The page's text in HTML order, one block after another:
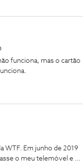
a vossa
funciona, mas o cartão
WTF. Em junho de 2019
o meu telemóvel e o